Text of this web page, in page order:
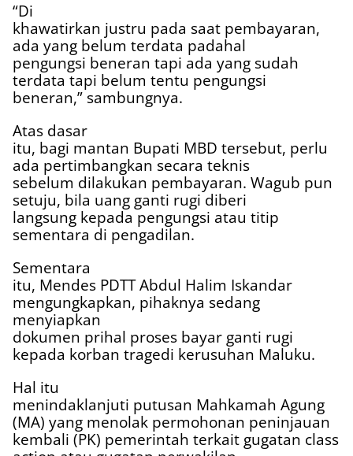
“Di
khawatirkan justru pada saat pembayaran,
ada yang belum terdata padahal
pengungsi beneran tapi ada yang sudah
terdata tapi belum tentu pengungsi
beneran,” sambungnya.
Atas dasar
itu, bagi mantan Bupati MBD tersebut, perlu
ada pertimbangkan secara teknis
sebelum dilakukan pembayaran. Wagub pun
setuju, bila uang ganti rugi diberi
langsung kepada pengungsi atau titip
sementara di pengadilan.
Sementara
itu, Mendes PDTT Abdul Halim Iskandar
mengungkapkan, pihaknya sedang
menyiapkan
dokumen prihal proses bayar ganti rugi
kepada korban tragedi kerusuhan Maluku.
Hal itu
menindaklanjuti putusan Mahkamah Agung
(MA) yang menolak permohonan peninjauan
kembali (PK) pemerintah terkait gugatan class